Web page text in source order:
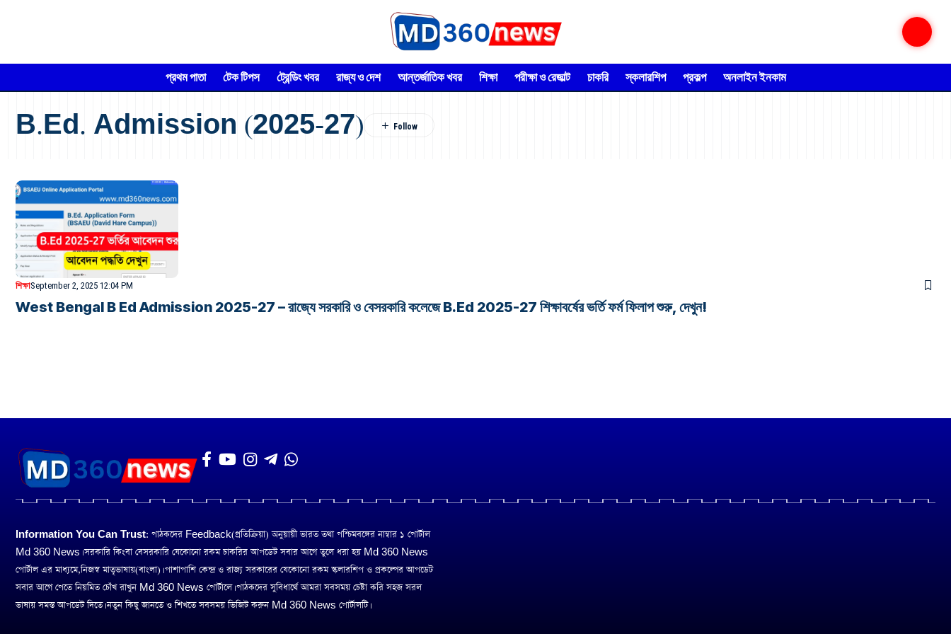
প্রথম পাতা টেক টিপস ট্রেন্ডিং খবর রাজ্য ও দেশ আন্তর্জাতিক খবর শিক্ষা পরীক্ষা ও রেজাল্ট চাকরি স্কলারশিপ প্রকল্প অনলাইন ইনকাম
B.Ed. Admission (2025-27)
শিক্ষাSeptember 2, 2025 12:04 PM
West Bengal B Ed Admission 2025-27 – রাজ্যে সরকারি ও বেসরকারি কলেজে B.Ed 2025-27 শিক্ষাবর্ষের ভর্তি ফর্ম ফিলাপ শুরু, দেখুন!
Information You Can Trust: পাঠকদের Feedback(প্রতিক্রিয়া) অনুয়ায়ী ভারত তথা পশ্চিমবঙ্গের নাম্বার ১ পোর্টাল
Md 360 News। সরকারি কিংবা বেসরকারি যেকোনো রকম চাকরির আপডেট সবার আগে তুলে ধরা হয় Md 360 News
পোর্টাল এর মাধ্যমে,নিজস্ব মাতৃভাষায়(বাংলা)। পাশাপাশি কেন্দ্র ও রাজ্য সরকারের যেকোনো রকম স্কলারশিপ ও প্রকল্পের আপডেট
সবার আগে পেতে নিয়মিত চোঁখ রাখুন Md 360 News পোর্টালে। পাঠকদের সুবিধার্থে আমরা সবসময় চেষ্টা করি সহজ সরল
ভাষায় সমস্ত আপডেট দিতে। নতুন কিছু জানতে ও শিখতে সবসময় ভিজিট করুন Md 360 News পোর্টালটি।